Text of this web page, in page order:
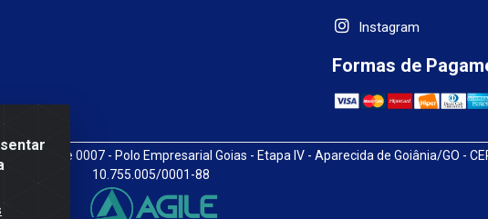
Instagram
Formas de
Lote 0007 - Polo Empresarial Goias - Etapa IV - Aparecida de Goiânia/GO -
10.755.005/0001-88